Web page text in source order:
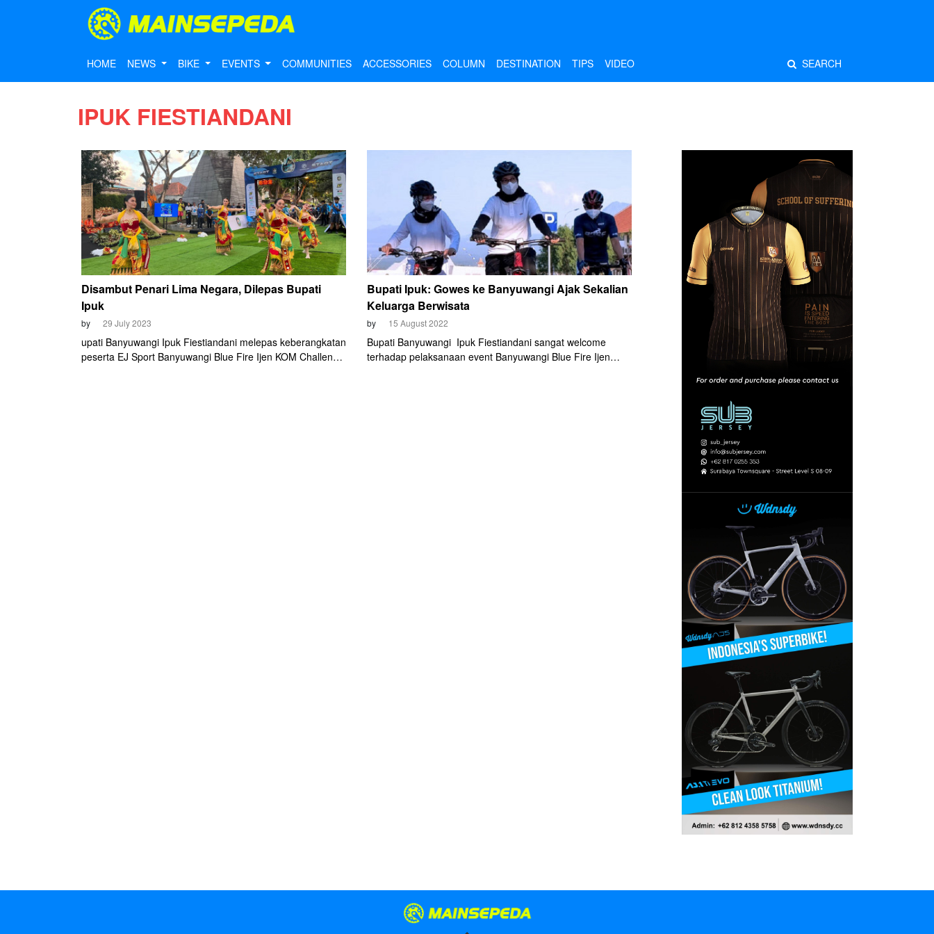
HOME NEWS BIKE EVENTS COMMUNITIES ACCESSORIES COLUMN DESTINATION TIPS VIDEO SEARCH
IPUK FIESTIANDANI
Disambut Penari Lima Negara, Dilepas Bupati
Ipuk
by 29 July 2023
upati Banyuwangi Ipuk Fiestiandani melepas keberangkatan
peserta EJ Sport Banyuwangi Blue Fire Ijen KOM Challenge
Bupati Ipuk: Gowes ke Banyuwangi Ajak Sekalian
Keluarga Berwisata
by 15 August 2022
Bupati Banyuwangi Ipuk Fiestiandani sangat welcome
terhadap pelaksanaan event Banyuwangi Blue Fire Ijen